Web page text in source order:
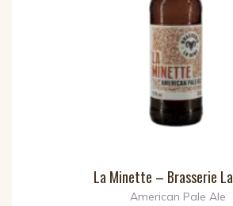
La Minette – Brasserie
American Pale Ale